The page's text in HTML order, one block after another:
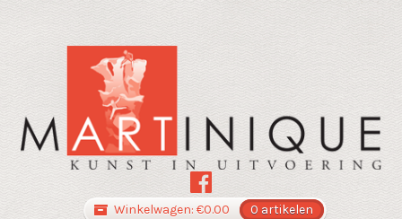
Winkelwagen: €0.00 0 artikelen